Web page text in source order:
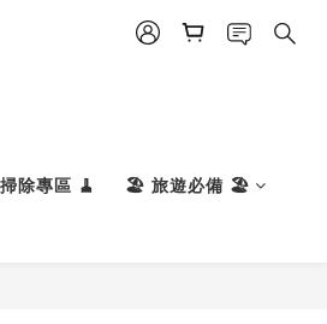
除專區 🧹 🏖️ 旅遊必備 🏖️